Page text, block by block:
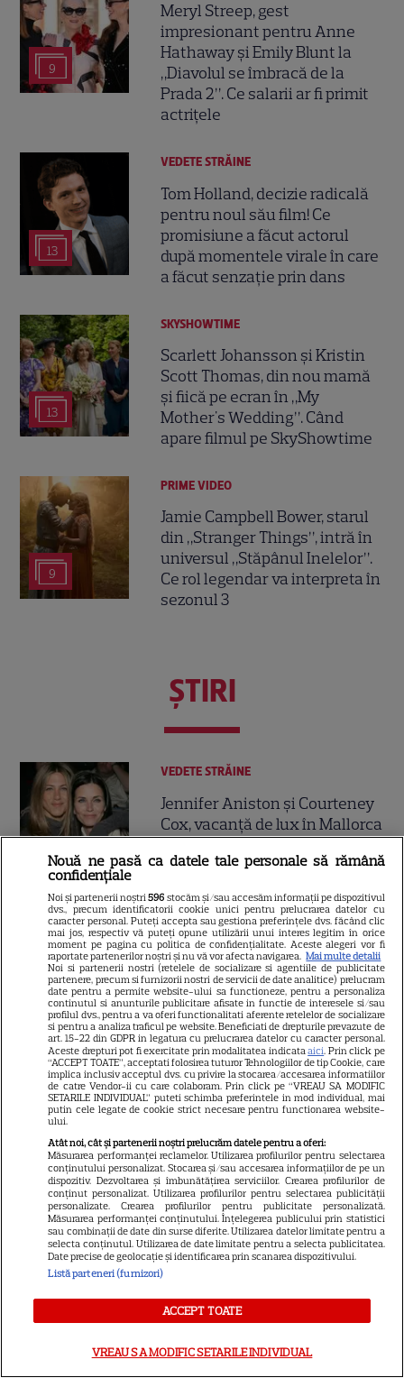
9
Meryl Streep, gest
impresionant pentru Anne
Hathaway și Emily Blunt la
„Diavolul se îmbracă de la
Prada 2”. Ce salarii ar fi primit
actrițele
13
VEDETE STRĂINE
Tom Holland, decizie radicală
pentru noul său film! Ce
promisiune a făcut actorul
după momentele virale în care
a făcut senzație prin dans
13
SKYSHOWTIME
Scarlett Johansson și Kristin
Scott Thomas, din nou mamă
și fiică pe ecran în „My
Mother's Wedding”. Când
apare filmul pe SkyShowtime
9
PRIME VIDEO
Jamie Campbell Bower, starul
din „Stranger Things”, intră în
universul „Stăpânul Inelelor”.
Ce rol legendar va interpreta în
sezonul 3
ŞTIRI
14
VEDETE STRĂINE
Jennifer Aniston și Courteney
Cox, vacanță de lux în Mallorca
alături de Pedro Pascal.
Imagini spectaculoase
9
VEDETE STRĂINE
Emma Roberts s-a căsătorit,
dar tatăl ei nu a fost la nuntă.
Prima reacție a lui Eric Roberts
după ceremonie
NU RATA!
A apărut revista TV Satelit nr.
ghidul TV complet pentru 14
zile
Exclusiv VEDETE ROMÂNEŞTI
Iuliana Pepene, despre silueta
de invidiat: „Ridic 85 de
vedeta Antena 1. EXCLUSIV
Nouă ne pasă ca datele tale personale să rămână
confidențiale
Noi și partenerii noștri596 stocăm și/sau accesăm informații pe dispozitivul
dvs., precum identificatorii cookie unici pentru prelucrarea datelor cu
caracter personal. Puteți accepta sau gestiona preferințele dvs. făcând clic
mai jos, respectiv vă puteți opune utilizării unui interes legitim în orice
moment pe pagina cu politica de confidențialitate. Aceste alegeri vor fi
raportate partenerilor noștri și nu vă vor afecta navigarea. Mai multe detalii
Noi si partenerii nostri (retelele de socializare si agentiile de publicitate
partenere, precum si furnizorii nostri de servicii de date analitice) prelucram
date pentru a permite website-ului sa functioneze, pentru a personaliza
continutul si anunturile publicitare afisate in functie de interesele si/sau
profilul dvs., pentru a va oferi functionalitati aferente retelelor de socializare
si pentru a analiza traficul pe website. Beneficiati de drepturile prevazute de
art. 15-22 din GDPR in legatura cu prelucrarea datelor cu caracter personal.
Aceste drepturi pot fi exercitate prin modalitatea indicataaici. Prin click pe
“ACCEPT TOATE”, acceptati folosirea tuturor Tehnologiilor de tip Cookie, care
implica inclusiv acceptul dvs. cu privire la stocarea/accesarea informatiilor
de catre Vendor-ii cu care colaboram. Prin click pe “VREAU SA MODIFIC
SETARILE INDIVIDUAL” puteti schimba preferintele in mod individual, mai
putin cele legate de cookie strict necesare pentru functionarea website-
ului.
Atât noi, cât și partenerii noștri prelucrăm datele pentru a oferi:
Măsurarea performanței reclamelor. Utilizarea profilurilor pentru selectarea
conținutului personalizat. Stocarea și/sau accesarea informațiilor de pe un
dispozitiv. Dezvoltarea și îmbunătățirea serviciilor. Crearea profilurilor de
conținut personalizat. Utilizarea profilurilor pentru selectarea publicității
personalizate. Crearea profilurilor pentru publicitate personalizată.
Măsurarea performanței conținutului. Înțelegerea publicului prin statistici
sau combinații de date din surse diferite. Utilizarea datelor limitate pentru a
selecta conținutul. Utilizarea de date limitate pentru a selecta publicitatea.
Date precise de geolocație și identificarea prin scanarea dispozitivului.
Listă parteneri (furnizori)
ACCEPT TOATE
VREAU SA MODIFIC SETARILE INDIVIDUAL